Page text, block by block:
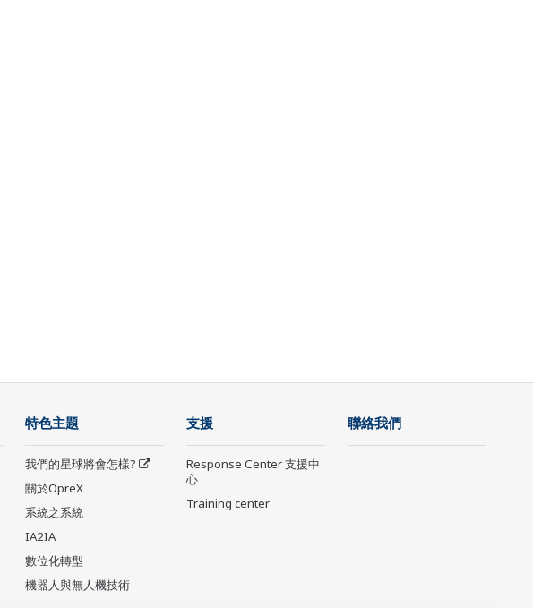
特色主題
我們的星球將會怎樣?
關於OpreX
系統之系統
IA2IA
數位化轉型
機器人與無人機技術
支援
Response Center 支援中
心
Training center
聯絡我們